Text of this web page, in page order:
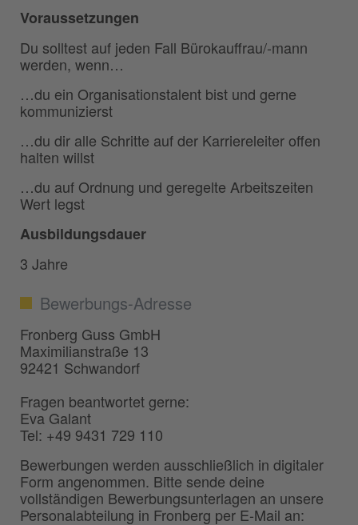
Voraussetzungen
Du solltest auf jeden Fall Bürokauffrau/-mann
werden, wenn…
…du ein Organisationstalent bist und gerne
kommunizierst
…du dir alle Schritte auf der Karriereleiter offen
halten willst
…du auf Ordnung und geregelte Arbeitszeiten
Wert legst
Ausbildungsdauer
3 Jahre
Bewerbungs-Adresse
Fronberg Guss GmbH
Maximilianstraße 13
92421 Schwandorf
Fragen beantwortet gerne:
Eva Galant
Tel: +49 9431 729 110
Bewerbungen werden ausschließlich in digitaler
Form angenommen. Bitte sende deine
vollständigen Bewerbungsunterlagen an unsere
Personalabteilung in Fronberg per E-Mail an: